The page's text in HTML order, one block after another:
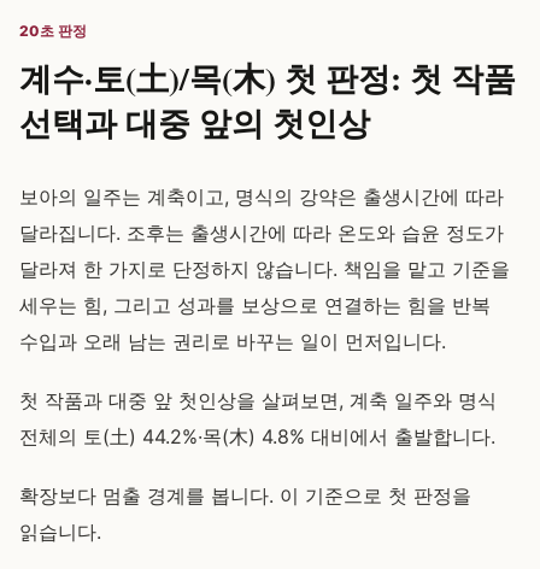
20초 판정
계수·토(土)/목(木) 첫 판정: 첫 작품
선택과 대중 앞의 첫인상
보아의 일주는 계축이고, 명식의 강약은 출생시간에 따라
달라집니다. 조후는 출생시간에 따라 온도와 습윤 정도가
달라져 한 가지로 단정하지 않습니다. 책임을 맡고 기준을
세우는 힘, 그리고 성과를 보상으로 연결하는 힘을 반복
수입과 오래 남는 권리로 바꾸는 일이 먼저입니다.
첫 작품과 대중 앞 첫인상을 살펴보면, 계축 일주와 명식
전체의 토(土) 44.2%·목(木) 4.8% 대비에서 출발합니다.
확장보다 멈출 경계를 봅니다. 이 기준으로 첫 판정을
읽습니다.